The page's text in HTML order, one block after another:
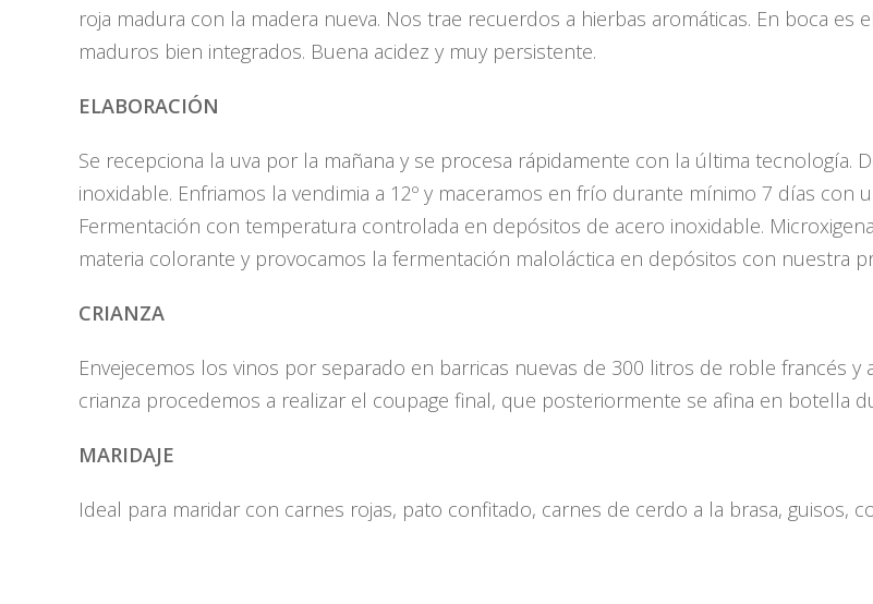
roja madura con la madera nueva. Nos trae recuerdos a hierbas aromáticas. En boca
maduros bien integrados. Buena acidez y muy persistente.
ELABORACIÓN
Se recepciona la uva por la mañana y se procesa rápidamente con la última
inoxidable. Enfriamos la vendimia a 12º y maceramos en frío durante mínimo 7 días con
Fermentación con temperatura controlada en depósitos de acero inoxidable.
materia colorante y provocamos la fermentación maloláctica en depósitos con nuestra
CRIANZA
Envejecemos los vinos por separado en barricas nuevas de 300 litros de roble francés
crianza procedemos a realizar el coupage final, que posteriormente se afina en botella
MARIDAJE
Ideal para maridar con carnes rojas, pato confitado, carnes de cerdo a la brasa, guisos,